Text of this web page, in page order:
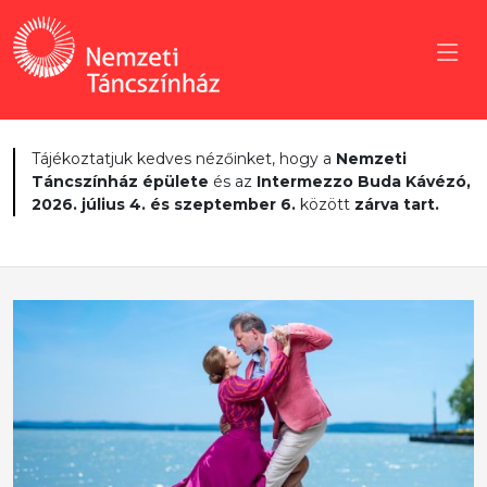
Tájékoztatjuk kedves nézőinket, hogy a Nemzeti
Táncszínház épülete és az Intermezzo Buda Kávézó,
2026. július 4. és szeptember 6. között zárva tart.